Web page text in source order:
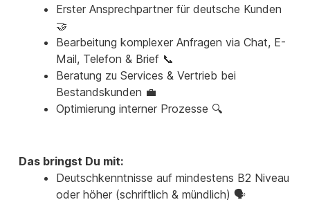
Erster Ansprechpartner für deutsche Kunden
🤝
Bearbeitung komplexer Anfragen via Chat, E-
Mail, Telefon & Brief 📞
Beratung zu Services & Vertrieb bei
Bestandskunden 💼
Optimierung interner Prozesse 🔍
Das bringst Du mit:
Deutschkenntnisse auf mindestens B2 Niveau
oder höher (schriftlich & mündlich) 🗣️